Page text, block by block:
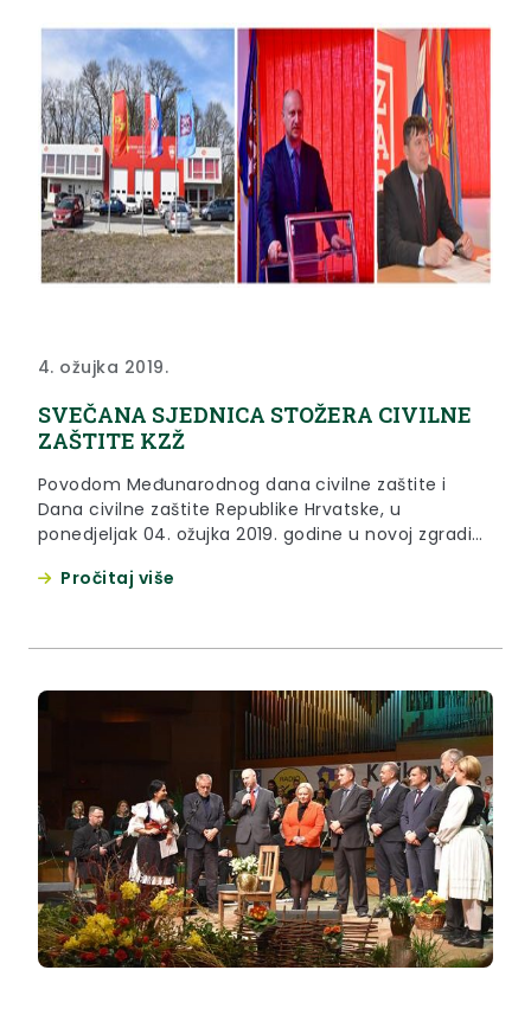
4. ožujka 2019.
SVEČANA SJEDNICA STOŽERA CIVILNE
ZAŠTITE KZŽ
Povodom Međunarodnog dana civilne zaštite i
Dana civilne zaštite Republike Hrvatske, u
ponedjeljak 04. ožujka 2019. godine u novoj zgradi
održana je svečana sjednica Stožera civilne zaštite
Pročitaj više